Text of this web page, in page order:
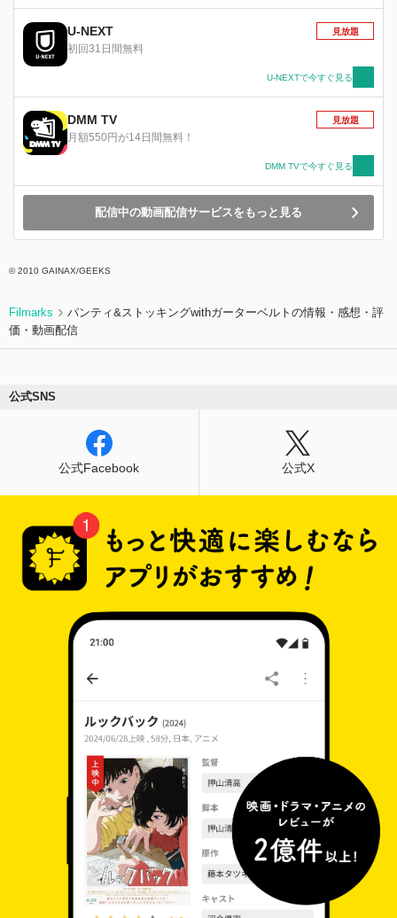
U-NEXT
初回31日間無料
見放題
U-NEXTで今すぐ見る
DMM TV
月額550円が14日間無料！
見放題
DMM TVで今すぐ見る
配信中の動画配信サービスをもっと見る
© 2010 GAINAX/GEEKS
Filmarks
パンティ&ストッキングwithガーターベルトの情報・感想・評
価・動画配信
公式SNS
公式Facebook 公式X